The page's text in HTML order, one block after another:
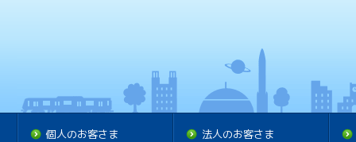
個人のお客さま 法人のお客さま